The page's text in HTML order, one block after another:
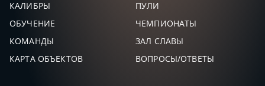
КАЛИБРЫ
ПУЛИ
ОБУЧЕНИЕ
ЧЕМПИОНАТЫ
КОМАНДЫ
ЗАЛ СЛАВЫ
КАРТА ОБЪЕКТОВ
ВОПРОСЫ/ОТВЕТЫ